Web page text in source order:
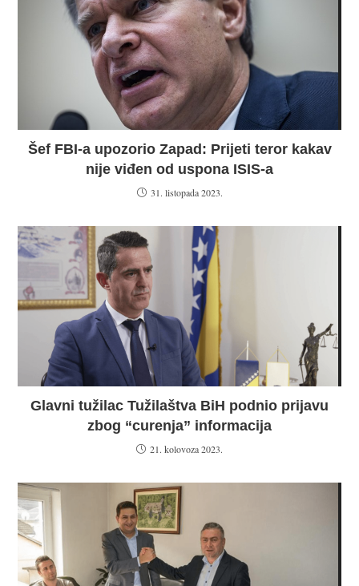
Šef FBI-a upozorio Zapad: Prijeti teror kakav
nije viđen od uspona ISIS-a
31. listopada 2023.
Glavni tužilac Tužilaštva BiH podnio prijavu
zbog “curenja” informacija
21. kolovoza 2023.